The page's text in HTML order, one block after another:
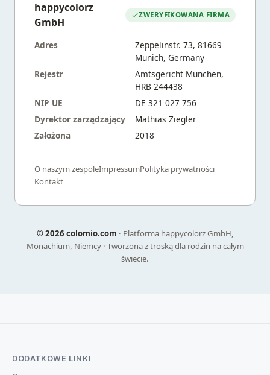
happycolorz
GmbH
ZWERYFIKOWANA FIRMA
Adres
Zeppelinstr. 73, 81669
Munich, Germany
Rejestr
Amtsgericht München,
HRB 244438
NIP UE
DE 321 027 756
Dyrektor zarządzający
Mathias Ziegler
Założona
2018
O naszym zespoleImpressumPolityka prywatności
Kontakt
©2026 colomio.com · Platforma happycolorz GmbH,
Monachium, Niemcy · Tworzona z troską dla rodzin na całym
świecie.
DODATKOWE LINKI